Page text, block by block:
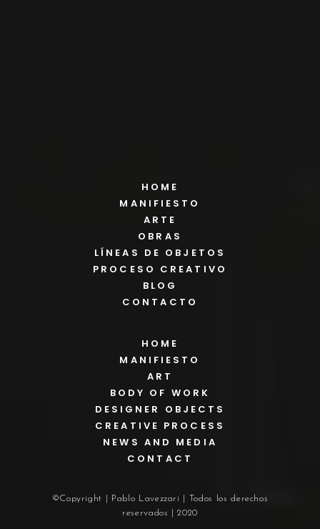
HOME
MANIFIESTO
ARTE
OBRAS
LÍNEAS DE OBJETOS
PROCESO CREATIVO
BLOG
CONTACTO
HOME
MANIFIESTO
ART
BODY OF WORK
DESIGNER OBJECTS
CREATIVE PROCESS
NEWS AND MEDIA
CONTACT
©Copyright | Pablo Lavezzari | Todos los derechos
reservados | 2020